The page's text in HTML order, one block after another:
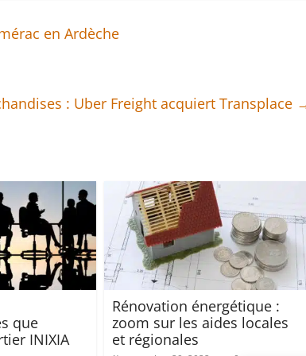
en Ardèche
: Uber Freight acquiert Transplace
que
INIXIA
Rénovation énergétique :
zoom sur les aides locales
et régionales